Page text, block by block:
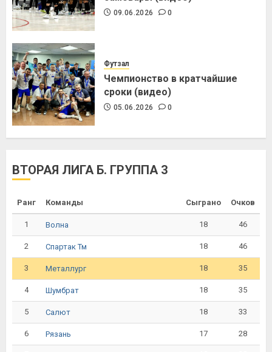
09.06.2026 0
Футзал
Чемпионство в кратчайшие
сроки (видео)
05.06.2026 0
ВТОРАЯ ЛИГА Б. ГРУППА 3
Ранг Команды Сыграно Очков
1 Волна 18 46
2 Спартак Тм 18 46
3 Металлург 18 35
4 Шумбрат 18 35
5 Салют 18 33
6 Рязань 17 28